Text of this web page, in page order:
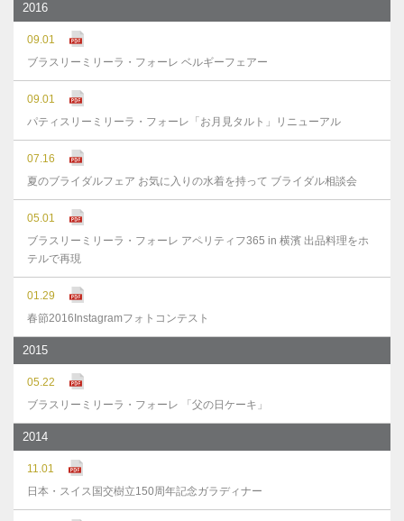
2016
09.01
ブラスリーミリーラ・フォーレ ベルギーフェアー
09.01
パティスリーミリーラ・フォーレ「お月見タルト」リニューアル
07.16
夏のブライダルフェア お気に入りの水着を持って ブライダル相談会
05.01
ブラスリーミリーラ・フォーレ アペリティフ365 in 横濱 出品料理をホ
テルで再現
01.29
春節2016Instagramフォトコンテスト
2015
05.22
ブラスリーミリーラ・フォーレ 「父の日ケーキ」
2014
11.01
日本・スイス国交樹立150周年記念ガラディナー